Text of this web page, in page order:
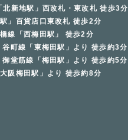
新地駅」西改札・東改札 徒歩3分
」百貨店口東改札 徒歩2分
線「西梅田駅」 徒歩2分
町線「東梅田駅」より 徒歩約3分
堂筋線「梅田駅」より 徒歩約5分
阪梅田駅」より 徒歩約8分